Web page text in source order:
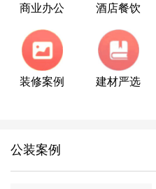
商业办公 酒店餐饮
装修案例 建材严选
公装案例